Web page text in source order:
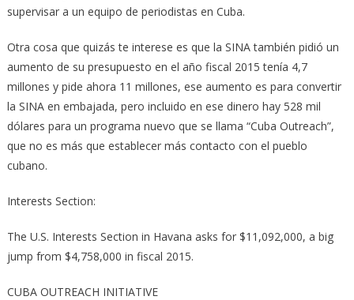
supervisar a un equipo de periodistas en Cuba.
Otra cosa que quizás te interese es que la SINA también pidió un
aumento de su presupuesto en el año fiscal 2015 tenía 4,7
millones y pide ahora 11 millones, ese aumento es para convertir
la SINA en embajada, pero incluido en ese dinero hay 528 mil
dólares para un programa nuevo que se llama “Cuba Outreach”,
que no es más que establecer más contacto con el pueblo
cubano.
Interests Section:
The U.S. Interests Section in Havana asks for $11,092,000, a big
jump from $4,758,000 in fiscal 2015.
CUBA OUTREACH INITIATIVE